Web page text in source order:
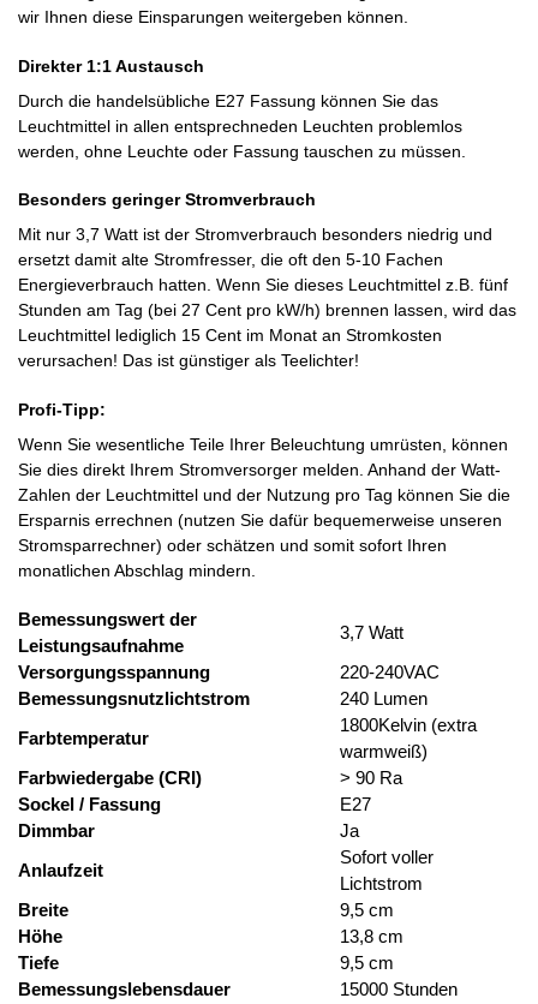
wir Ihnen diese Einsparungen weitergeben können.
Direkter 1:1 Austausch
Durch die handelsübliche E27 Fassung können Sie das
Leuchtmittel in allen entsprechneden Leuchten problemlos
werden, ohne Leuchte oder Fassung tauschen zu müssen.
Besonders geringer Stromverbrauch
Mit nur 3,7 Watt ist der Stromverbrauch besonders niedrig und
ersetzt damit alte Stromfresser, die oft den 5-10 Fachen
Energieverbrauch hatten. Wenn Sie dieses Leuchtmittel z.B. fünf
Stunden am Tag (bei 27 Cent pro kW/h) brennen lassen, wird das
Leuchtmittel lediglich 15 Cent im Monat an Stromkosten
verursachen! Das ist günstiger als Teelichter!
Profi-Tipp:
Wenn Sie wesentliche Teile Ihrer Beleuchtung umrüsten, können
Sie dies direkt Ihrem Stromversorger melden. Anhand der Watt-
Zahlen der Leuchtmittel und der Nutzung pro Tag können Sie die
Ersparnis errechnen (nutzen Sie dafür bequemerweise unseren
Stromsparrechner) oder schätzen und somit sofort Ihren
monatlichen Abschlag mindern.
Bemessungswert der
Leistungsaufnahme
3,7 Watt
Versorgungsspannung
220-240VAC
Bemessungsnutzlichtstrom
240 Lumen
Farbtemperatur
1800Kelvin (extra
warmweiß)
Farbwiedergabe (CRI)
> 90 Ra
Sockel / Fassung
E27
Dimmbar
Ja
Anlaufzeit
Sofort voller
Lichtstrom
Breite
9,5 cm
Höhe
13,8 cm
Tiefe
9,5 cm
Bemessungslebensdauer
15000 Stunden